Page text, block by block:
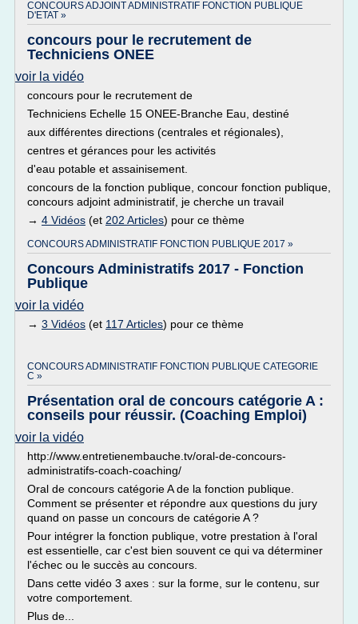
CONCOURS ADJOINT ADMINISTRATIF FONCTION PUBLIQUE
D'ETAT »
concours pour le recrutement de
Techniciens ONEE
voir la vidéo
concours pour le recrutement de
Techniciens Echelle 15 ONEE-Branche Eau, destiné
aux différentes directions (centrales et régionales),
centres et gérances pour les activités
d'eau potable et assainisement.
concours de la fonction publique, concour fonction publique,
concours adjoint administratif, je cherche un travail
→ 4 Vidéos (et 202 Articles) pour ce thème
CONCOURS ADMINISTRATIF FONCTION PUBLIQUE 2017 »
Concours Administratifs 2017 - Fonction
Publique
voir la vidéo
→ 3 Vidéos (et 117 Articles) pour ce thème
CONCOURS ADMINISTRATIF FONCTION PUBLIQUE CATEGORIE
C »
Présentation oral de concours catégorie A :
conseils pour réussir. (Coaching Emploi)
voir la vidéo
http://www.entretienembauche.tv/oral-de-concours-
administratifs-coach-coaching/
Oral de concours catégorie A de la fonction publique.
Comment se présenter et répondre aux questions du jury
quand on passe un concours de catégorie A ?
Pour intégrer la fonction publique, votre prestation à l'oral
est essentielle, car c'est bien souvent ce qui va déterminer
l'échec ou le succès au concours.
Dans cette vidéo 3 axes : sur la forme, sur le contenu, sur
votre comportement.
Plus de...